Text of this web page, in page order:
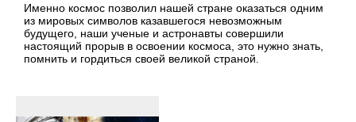
Именно космос позволил нашей стране оказаться одним
из мировых символов казавшегося невозможным
будущего, наши ученые и астронавты совершили
настоящий прорыв в освоении космоса, это нужно знать,
помнить и гордиться своей великой страной.